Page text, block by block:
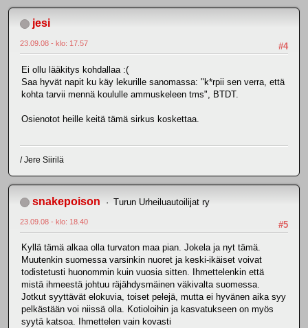
jesi
#4
23.09.08 - klo: 17.57
Ei ollu lääkitys kohdallaa :(
Saa hyvät napit ku käy lekurille sanomassa: "k*rpii sen verra, että
kohta tarvii mennä koululle ammuskeleen tms", BTDT.
Osienotot heille keitä tämä sirkus koskettaa.
/ Jere Siirilä
snakepoison Turun Urheiluautoilijat ry
#5
23.09.08 - klo: 18.40
Kyllä tämä alkaa olla turvaton maa pian. Jokela ja nyt tämä.
Muutenkin suomessa varsinkin nuoret ja keski-ikäiset voivat
todistetusti huonommin kuin vuosia sitten. Ihmettelenkin että
mistä ihmeestä johtuu räjähdysmäinen väkivalta suomessa.
Jotkut syyttävät elokuvia, toiset pelejä, mutta ei hyvänen aika syy
pelkästään voi niissä olla. Kotioloihin ja kasvatukseen on myös
syytä katsoa. Ihmettelen vain kovasti